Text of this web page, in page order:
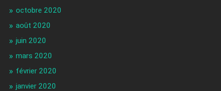
octobre 2020
août 2020
juin 2020
mars 2020
février 2020
janvier 2020